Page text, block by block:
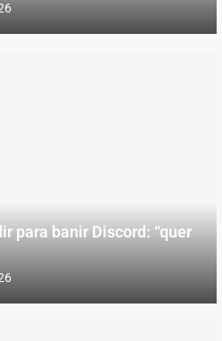
para banir Discord: “quer